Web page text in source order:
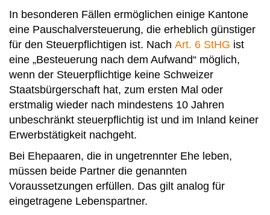
In besonderen Fällen ermöglichen einige Kantone
eine Pauschalversteuerung, die erheblich günstiger
für den Steuerpflichtigen ist. Nach Art. 6 StHG ist
eine „Besteuerung nach dem Aufwand“ möglich,
wenn der Steuerpflichtige keine Schweizer
Staatsbürgerschaft hat, zum ersten Mal oder
erstmalig wieder nach mindestens 10 Jahren
unbeschränkt steuerpflichtig ist und im Inland keiner
Erwerbstätigkeit nachgeht.
Bei Ehepaaren, die in ungetrennter Ehe leben,
müssen beide Partner die genannten
Voraussetzungen erfüllen. Das gilt analog für
eingetragene Lebenspartner.